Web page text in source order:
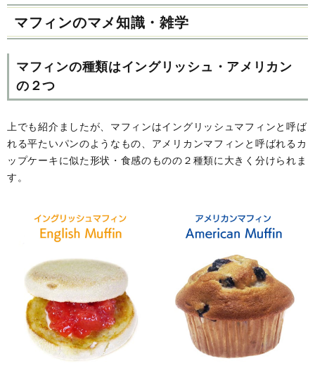
マフィンのマメ知識・雑学
マフィンの種類はイングリッシュ・アメリカン
の２つ
上でも紹介ましたが、マフィンはイングリッシュマフィンと呼ば
れる平たいパンのようなもの、アメリカンマフィンと呼ばれるカ
ップケーキに似た形状・食感のものの２種類に大きく分けられま
す。